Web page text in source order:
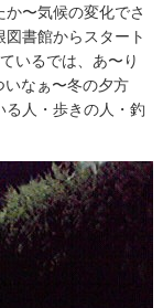
〜気候の変化でさ
書館からスタート
いるでは、あ〜り
なぁ〜冬の夕方
る人・歩きの人・釣